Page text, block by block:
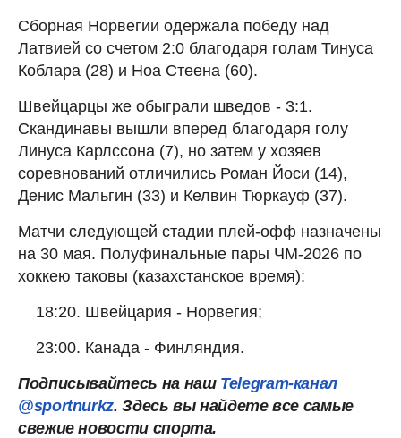
Сборная Норвегии одержала победу над
Латвией со счетом 2:0 благодаря голам Тинуса
Коблара (28) и Ноа Стеена (60).
Швейцарцы же обыграли шведов - 3:1.
Скандинавы вышли вперед благодаря голу
Линуса Карлссона (7), но затем у хозяев
соревнований отличились Роман Йоси (14),
Денис Мальгин (33) и Келвин Тюркауф (37).
Матчи следующей стадии плей-офф назначены
на 30 мая. Полуфинальные пары ЧМ-2026 по
хоккею таковы (казахстанское время):
18:20. Швейцария - Норвегия;
23:00. Канада - Финляндия.
Подписывайтесь на наш Telegram-канал
@sportnurkz. Здесь вы найдете все самые
свежие новости спорта.